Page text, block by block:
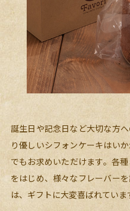
誕生日や記念日など大切な方
り優しいシフォンケーキはい
でもお求めいただけます。各
をはじめ、様々なフレーバー
は、ギフトに大変喜ばれていま